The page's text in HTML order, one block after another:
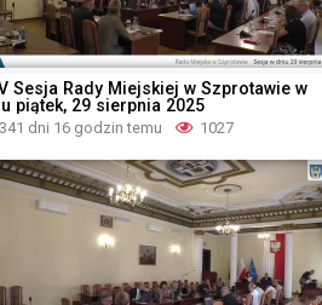
Sesja Rady Miejskiej w Szprotawie w
piątek, 29 sierpnia 2025
341 dni 16 godzin temu 1027